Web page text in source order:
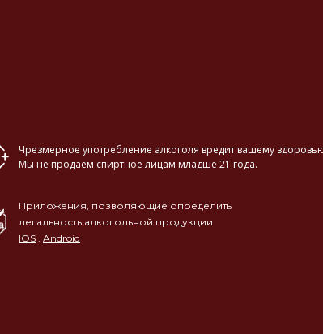
Чрезмерное употребление алкоголя вредит вашему
Мы не продаем спиртное лицам младше 21 года.
Приложения, позволяющие определить
легальность алкогольной продукции
IOS . Android